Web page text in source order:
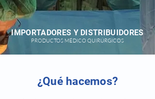
IMPORTADORES Y DISTRIBUIDORES
PRODUCTOS MÉDICO QUIRÚRGICOS
¿Qué hacemos?